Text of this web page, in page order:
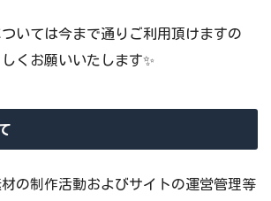
いては今まで通りご利用頂けますの
くお願いいたします✨
の制作活動およびサイトの運営管理等